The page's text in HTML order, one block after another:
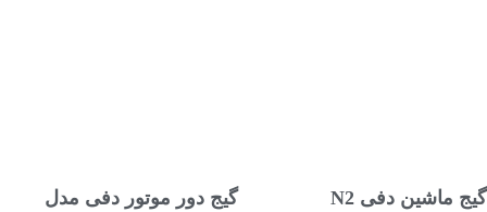
گیج ماشین دفی N2
گیج دور موتور دفی مدل